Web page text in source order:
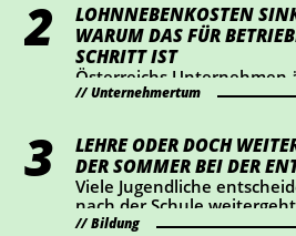
sollte jetzt prüfen, ob
LOHNNEBENKOSTEN
WARUM DAS FÜR
SCHRITT IST
Österreichs Unternehmen
unter hohen
bedeutet eine Entlastung
für Österreichs Betriebe.
nachgerechnet, wie sich
Unternehmertum
LEHRE ODER DOCH
DER SOMMER BEI DER
Viele Jugendliche
nach der Schule
ideal, um Lehrberufe
Bildung